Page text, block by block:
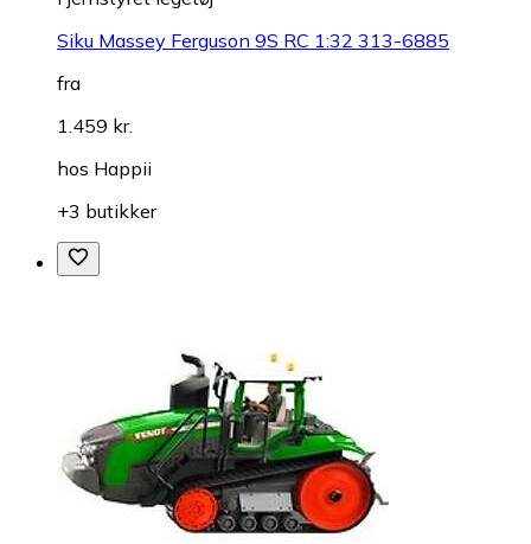
Siku Massey Ferguson 9S RC 1:32 313-6885
fra
1.459 kr.
hos Happii
+3 butikker